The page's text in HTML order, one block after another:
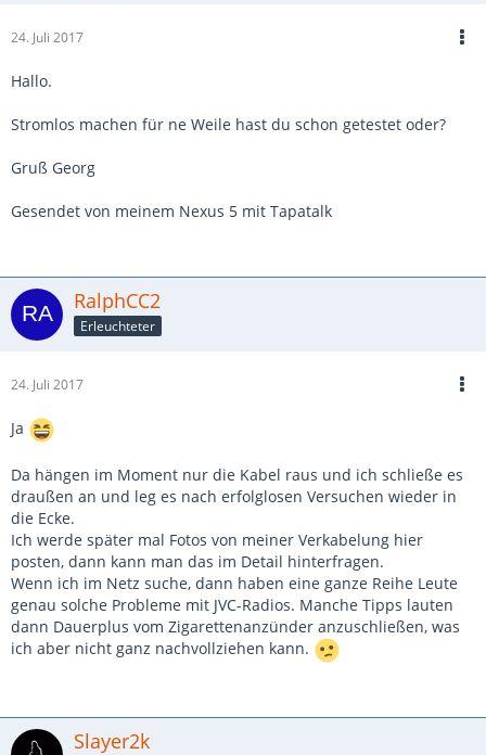
24. Juli 2017
Hallo.
Stromlos machen für ne Weile hast du schon getestet oder?
Gruß Georg
Gesendet von meinem Nexus 5 mit Tapatalk
RalphCC2
Erleuchteter
24. Juli 2017
Ja
Da hängen im Moment nur die Kabel raus und ich schließe es
draußen an und leg es nach erfolglosen Versuchen wieder in
die Ecke.
Ich werde später mal Fotos von meiner Verkabelung hier
posten, dann kann man das im Detail hinterfragen.
Wenn ich im Netz suche, dann haben eine ganze Reihe Leute
genau solche Probleme mit JVC-Radios. Manche Tipps lauten
dann Dauerplus vom Zigarettenanzünder anzuschließen, was
ich aber nicht ganz nachvollziehen kann.
Slayer2k